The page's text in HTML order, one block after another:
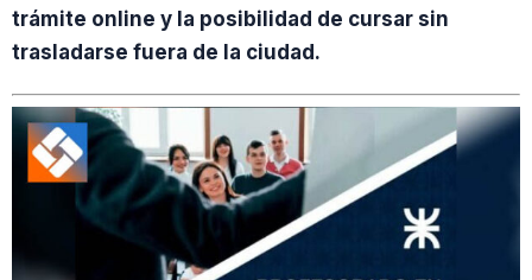
trámite online y la posibilidad de cursar sin
trasladarse fuera de la ciudad.